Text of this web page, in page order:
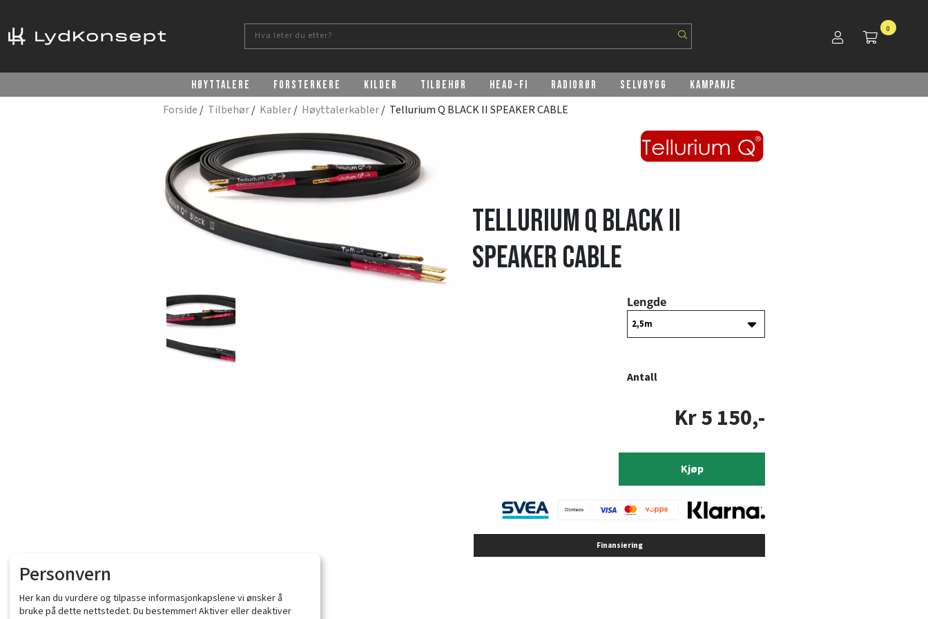
0
Høyttalere Forsterkere Kilder Tilbehør Head-Fi Radiorør Selvbygg Kampanje
Forside / Tilbehør/ Kabler/ Høyttalerkabler/ Tellurium Q BLACK II SPEAKER CABLE
Tellurium Q BLACK II
SPEAKER CABLE
Lengde
Antall
Kr 5 150,-
Kjøp
Finansiering
Personvern
Her kan du vurdere og tilpasse informasjonkapslene vi ønsker å
bruke på dette nettstedet. Du bestemmer! Aktiver eller deaktiver